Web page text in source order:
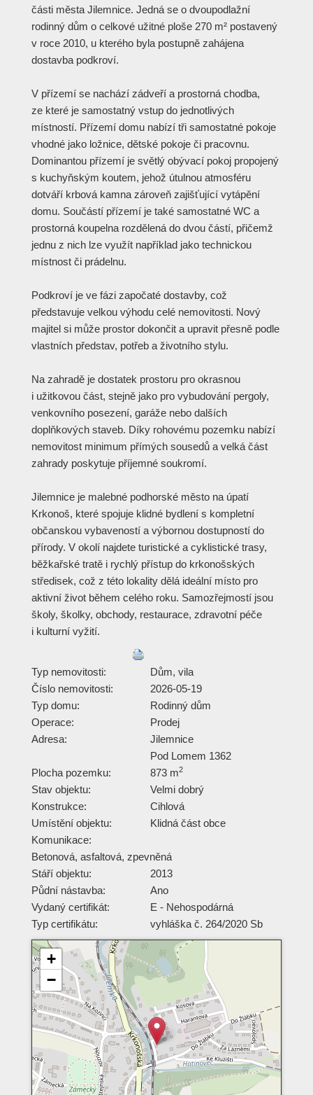
části města Jilemnice. Jedná se o dvoupodlažní
rodinný dům o celkové užitné ploše 270 m² postavený
v roce 2010, u kterého byla postupně zahájena
dostavba podkroví.
V přízemí se nachází zádveří a prostorná chodba,
ze které je samostatný vstup do jednotlivých
místností. Přízemí domu nabízí tři samostatné pokoje
vhodné jako ložnice, dětské pokoje či pracovnu.
Dominantou přízemí je světlý obývací pokoj propojený
s kuchyňským koutem, jehož útulnou atmosféru
dotváří krbová kamna zároveň zajišťující vytápění
domu. Součástí přízemí je také samostatné WC a
prostorná koupelna rozdělená do dvou částí, přičemž
jednu z nich lze využít například jako technickou
místnost či prádelnu.
Podkroví je ve fázi započaté dostavby, což
představuje velkou výhodu celé nemovitosti. Nový
majitel si může prostor dokončit a upravit přesně podle
vlastních představ, potřeb a životního stylu.
Na zahradě je dostatek prostoru pro okrasnou
i užitkovou část, stejně jako pro vybudování pergoly,
venkovního posezení, garáže nebo dalších
doplňkových staveb. Díky rohovému pozemku nabízí
nemovitost minimum přímých sousedů a velká část
zahrady poskytuje příjemné soukromí.
Jilemnice je malebné podhorské město na úpatí
Krkonoš, které spojuje klidné bydlení s kompletní
občanskou vybaveností a výbornou dostupností do
přírody. V okolí najdete turistické a cyklistické trasy,
běžkařské tratě i rychlý přístup do krkonošských
středisek, což z této lokality dělá ideální místo pro
aktivní život během celého roku. Samozřejmostí jsou
školy, školky, obchody, restaurace, zdravotní péče
i kulturní vyžití.
Typ nemovitosti:
Dům, vila
Číslo nemovitosti:
2026-05-19
Typ domu:
Rodinný dům
Operace:
Prodej
Adresa:
Jilemnice
Pod Lomem 1362
Plocha pozemku:
873 m2
Stav objektu:
Velmi dobrý
Konstrukce:
Cihlová
Umístění objektu:
Klidná část obce
Komunikace:
Betonová, asfaltová, zpevněná
Stáří objektu:
2013
Půdní nástavba:
Ano
Vydaný certifikát:
E - Nehospodárná
Typ certifikátu:
vyhláška č. 264/2020 Sb
+
−